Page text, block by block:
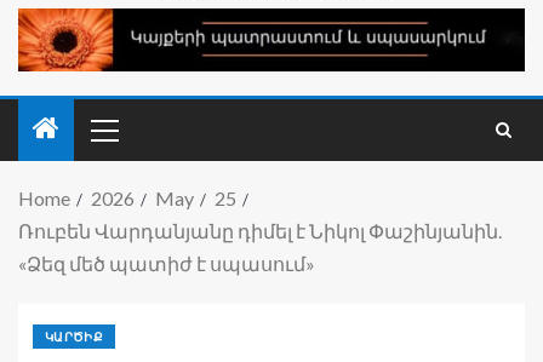
Home 2026 May
25
Ռուբեն Վարդանյանը դիմել է Նիկոլ Փաշինյանին.
«Ձեզ մեծ պատիժ է սպասում»
ԿԱՐԾԻՔ